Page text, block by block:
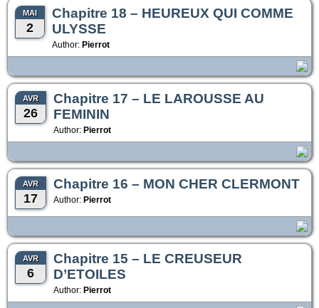
MAI
2
Chapitre 18 – HEUREUX QUI COMME
ULYSSE
Author: Pierrot
AVR
26
Chapitre 17 – LE LAROUSSE AU
FEMININ
Author: Pierrot
AVR
17
Chapitre 16 – MON CHER CLERMONT
Author: Pierrot
AVR
6
Chapitre 15 – LE CREUSEUR
D’ETOILES
Author: Pierrot